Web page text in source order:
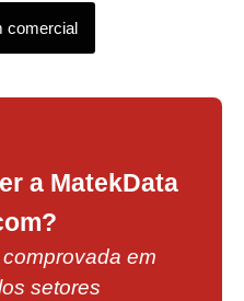
comercial
a MatekData
em
setores